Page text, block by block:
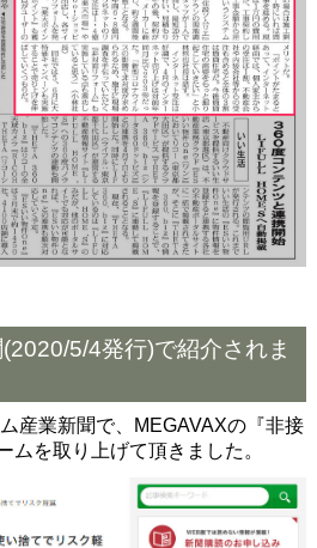
5/4発行)で紹介されま
産業新聞で、MEGAVAXの『非接
ムを取り上げて頂きました。